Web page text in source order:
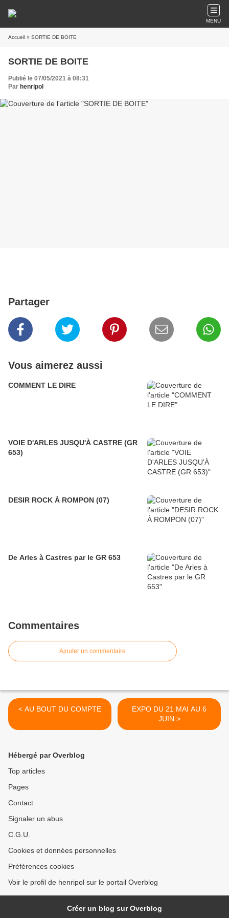
MENU
Accueil » SORTIE DE BOITE
SORTIE DE BOITE
Publié le 07/05/2021 à 08:31
Par henripol
Partager
Vous aimerez aussi
COMMENT LE DIRE
VOIE D'ARLES JUSQU'À CASTRE (GR
653)
DESIR ROCK À ROMPON (07)
De Arles à Castres par le GR 653
Commentaires
Ajouter un commentaire
< AU BOUT DU COMPTE
EXPO DU 21 MAI AU 6
JUIN >
Hébergé par Overblog
Top articles
Pages
Contact
Signaler un abus
C.G.U.
Cookies et données personnelles
Préférences cookies
Voir le profil de henripol sur le portail Overblog
Créer un blog sur Overblog